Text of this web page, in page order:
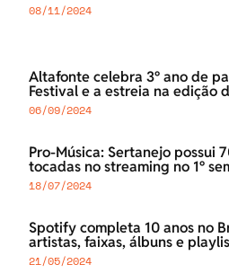
08/11/2024
Altafonte celebra 3º ano de
Festival e a estreia na edição
06/09/2024
Pro-Música: Sertanejo possui
tocadas no streaming no 1º
18/07/2024
Spotify completa 10 anos no
artistas, faixas, álbuns e
21/05/2024